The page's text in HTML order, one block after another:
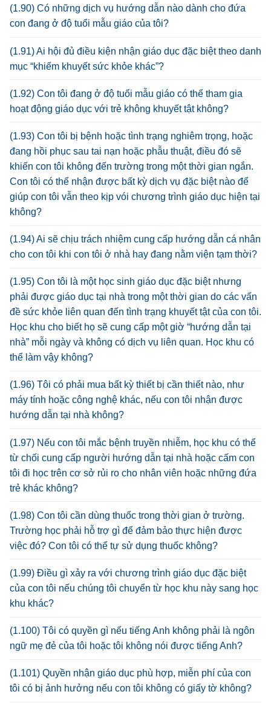
(1.90) Có những dịch vụ hướng dẫn nào dành cho đứa
con đang ở độ tuổi mẫu giáo của tôi?
(1.91) Ai hội đủ điều kiện nhận giáo dục đặc biệt theo danh
mục “khiếm khuyết sức khỏe khác”?
(1.92) Con tôi đang ở độ tuổi mẫu giáo có thể tham gia
hoạt động giáo dục với trẻ không khuyết tật không?
(1.93) Con tôi bị bệnh hoặc tình trạng nghiêm trọng, hoặc
đang hồi phục sau tai nạn hoặc phẫu thuật, điều đó sẽ
khiến con tôi không đến trường trong một thời gian ngắn.
Con tôi có thể nhận được bất kỳ dịch vụ đặc biệt nào để
giúp con tôi vẫn theo kịp vói chương trình giáo dục hiện tại
không?
(1.94) Ai sẽ chịu trách nhiệm cung cấp hướng dẫn cá nhân
cho con tôi khi con tôi ở nhà hay đang nằm viện tạm thời?
(1.95) Con tôi là một học sinh giáo dục đặc biệt nhưng
phải được giáo dục tại nhà trong một thời gian do các vấn
đề sức khỏe liên quan đến tình trạng khuyết tật của con tôi.
Học khu cho biết họ sẽ cung cấp một giờ “hướng dẫn tại
nhà” mỗi ngày và không có dịch vụ liên quan. Học khu có
thể làm vậy không?
(1.96) Tôi có phải mua bất kỳ thiết bị cần thiết nào, như
máy tính hoặc công nghệ khác, nếu con tôi nhận được
hướng dẫn tại nhà không?
(1.97) Nếu con tôi mắc bệnh truyền nhiễm, học khu có thể
từ chối cung cấp người hướng dẫn tại nhà hoặc cấm con
tôi đi học trên cơ sở rủi ro cho nhân viên hoặc những đứa
trẻ khác không?
(1.98) Con tôi cần dùng thuốc trong thời gian ở trường.
Trường học phải hỗ trợ gì để đảm bảo thực hiện được
việc đó? Con tôi có thể tự sử dụng thuốc không?
(1.99) Điều gì xảy ra với chương trình giáo dục đặc biệt
của con tôi nếu chúng tôi chuyển từ học khu này sang học
khu khác?
(1.100) Tôi có quyền gì nếu tiếng Anh không phải là ngôn
ngữ mẹ đẻ của tôi hoặc tôi không nói được tiếng Anh?
(1.101) Quyền nhận giáo dục phù hợp, miễn phí của con
tôi có bị ảnh hưởng nếu con tôi không có giấy tờ không?